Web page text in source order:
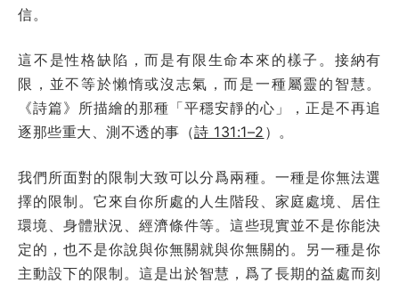
信。
這不是性格缺陷，而是有限生命本來的樣子。接納有
限，並不等於懶惰或沒志氣，而是一種屬靈的智慧。
《詩篇》所描繪的那種「平穩安靜的心」，正是不再追
逐那些重大、測不透的事（詩 131:1–2 ）。
我們所面對的限制大致可以分爲兩種。一種是你無法選
擇的限制。它來自你所處的人生階段、家庭處境、居住
環境、身體狀況、經濟條件等。這些現實並不是你能決
定的，也不是你說與你無關就與你無關的。另一種是你
主動設下的限制。這是出於智慧，爲了長期的益處而刻